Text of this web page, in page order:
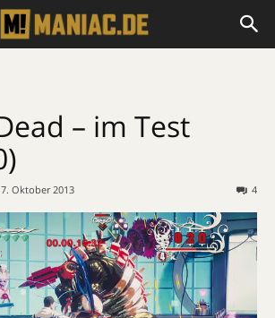
– im Test
7. Oktober 2013 4